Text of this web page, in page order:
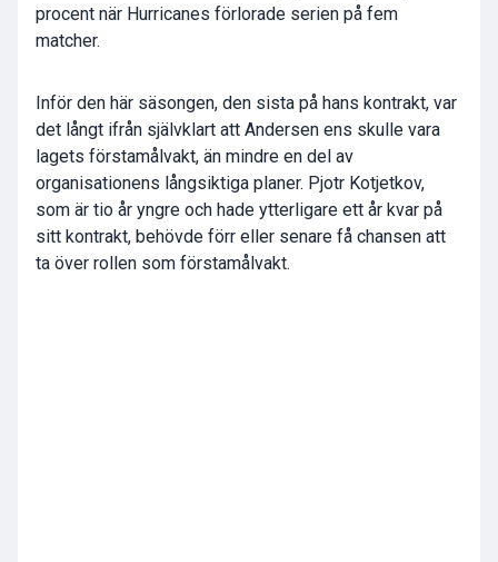
procent när Hurricanes förlorade serien på fem
matcher.
Inför den här säsongen, den sista på hans kontrakt, var
det långt ifrån självklart att Andersen ens skulle vara
lagets förstamålvakt, än mindre en del av
organisationens långsiktiga planer. Pjotr Kotjetkov,
som är tio år yngre och hade ytterligare ett år kvar på
sitt kontrakt, behövde förr eller senare få chansen att
ta över rollen som förstamålvakt.